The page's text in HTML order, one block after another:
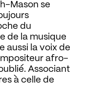
Mason se
du
de la musique
aussi la voix de
afro-
Associant
à celle de